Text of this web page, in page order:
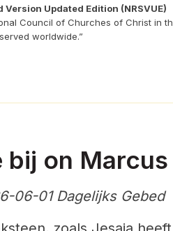
Version Updated Edition (NRSVUE)
Council of Churches of Christ in
worldwide.”
on Marcus
06-01 Dagelijks Gebed